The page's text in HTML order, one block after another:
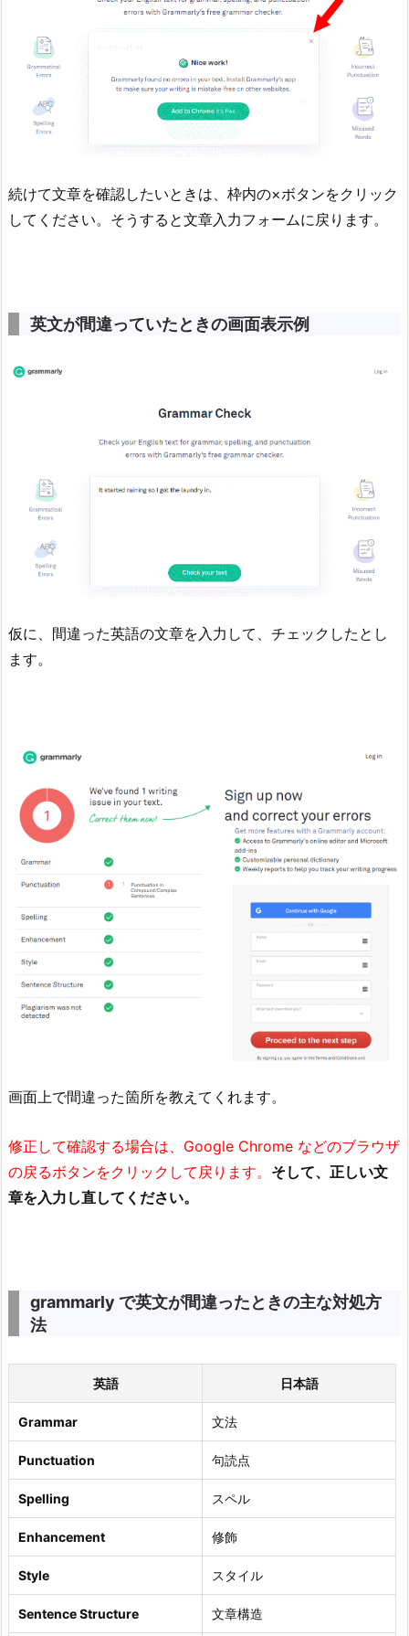
続けて文章を確認したいときは、枠内の×ボタンをクリック
してください。そうすると文章入力フォームに戻ります。
英文が間違っていたときの画面表示例
仮に、間違った英語の文章を入力して、チェックしたとし
ます。
画面上で間違った箇所を教えてくれます。
修正して確認する場合は、Google Chrome などのブラウザ
の戻るボタンをクリックして戻ります。 そして、正しい文
章を入力し直してください。
grammarly で英文が間違ったときの主な対処方
法
英語 日本語
Grammar 文法
Punctuation 句読点
Spelling スペル
Enhancement 修飾
Style スタイル
Sentence Structure 文章構造